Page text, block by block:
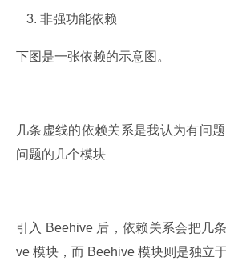
非强功能依赖
下图是一张依赖的示意图。
几条虚线的依赖关系是我认为有问
问题的几个模块
引入 Beehive 后，依赖关系会把几
ve 模块，而 Beehive 模块则是独立